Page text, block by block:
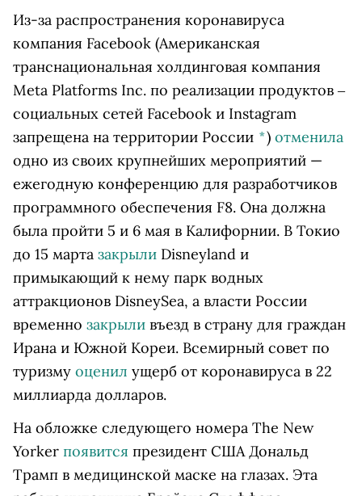
Из-за распространения коронавируса
компания Facebook (Американская
транснациональная холдинговая компания
Meta Platforms Inc. по реализации продуктов ‒
социальных сетей Facebook и Instagram
запрещена на территории России *) отменила
одно из своих крупнейших мероприятий —
ежегодную конференцию для разработчиков
программного обеспечения F8. Она должна
была пройти 5 и 6 мая в Калифорнии. В Токио
до 15 марта закрыли Disneyland и
примыкающий к нему парк водных
аттракционов DisneySea, а власти России
временно закрыли въезд в страну для граждан
Ирана и Южной Кореи. Всемирный совет по
туризму оценил ущерб от коронавируса в 22
миллиарда долларов.
На обложке следующего номера The New
Yorker появится президент США Дональд
Трамп в медицинской маске на глазах. Эта